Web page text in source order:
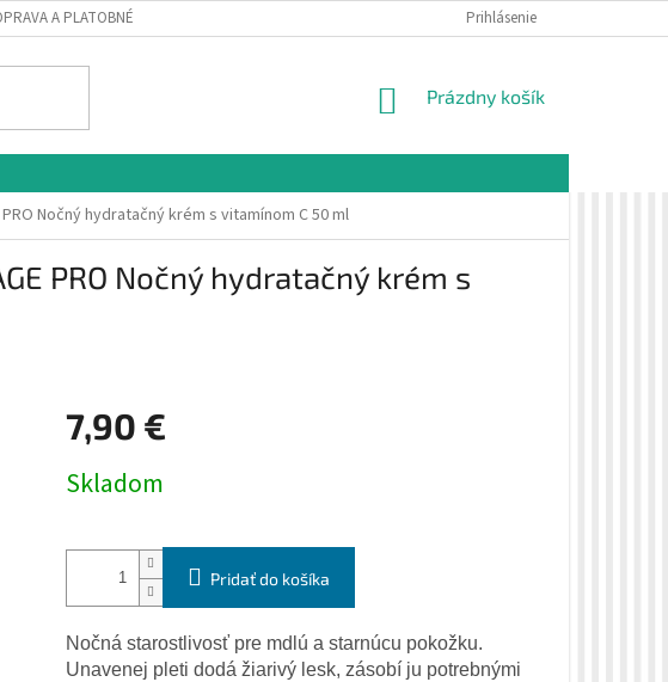
A PLATOBNÉ PODMIENKY VZORKOVÁ PREDAJŇA
Prihlásenie
NÁKUPNÝ
Prázdny košík
Nočný hydratačný krém s vitamínom C 50 ml
PRO Nočný hydratačný krém s
7,90 €
cena:
Skladom
Pridať do košíka
Nočná starostlivosť pre mdlú a starnúcu pokožku.
Unavenej pleti dodá žiarivý lesk, zásobí ju potrebnými